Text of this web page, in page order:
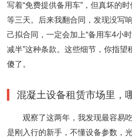
写着“免费提供备用车”，但真坏的
等三天。后来我翻合同，发现没写
己拟合同，一定会加上“备用车4小
减半”这种条款。这些细节，你指望
傻了。
混凝土设备租赁市场里，
观察了这两年，我发现最容易
是刚入行的新手，不懂设备参数，